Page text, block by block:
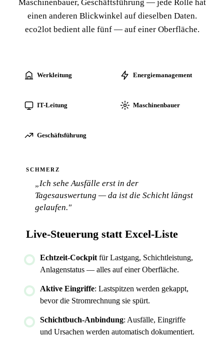
Maschinenbauer, Geschäftsführung — jede Rolle hat
einen anderen Blickwinkel auf dieselben Daten.
eco2lot bedient alle fünf — auf einer Oberfläche.
Werkleitung Energiemanagement
IT-Leitung Maschinenbauer
Geschäftsführung
SCHMERZ
„Ich sehe Ausfälle erst in der
Tagesauswertung — da ist die Schicht längst
gelaufen."
Live-Steuerung statt Excel-Liste
Echtzeit-Cockpit für Lastgang, Schichtleistung,
Anlagenstatus — alles auf einer Oberfläche.
Aktive Eingriffe: Lastspitzen werden gekappt,
bevor die Stromrechnung sie spürt.
Schichtbuch-Anbindung: Ausfälle, Eingriffe
und Ursachen werden automatisch dokumentiert.